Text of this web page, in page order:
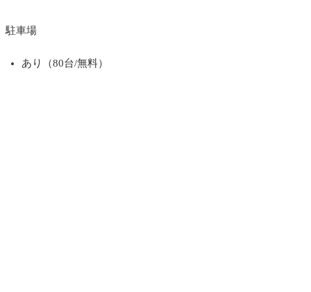
駐車場
あり（80台/無料）